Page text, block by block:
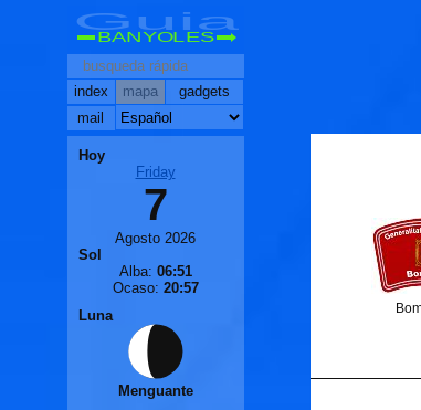
Guia
BANYOLES
index mapa
gadgets
mail
Hoy
Friday
7
Agosto 2026
Sol
Alba: 06:51
Ocaso: 20:57
Luna
Menguante